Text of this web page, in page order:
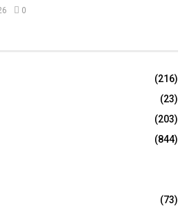
0
(216)
(23)
(203)
(844)
(73)